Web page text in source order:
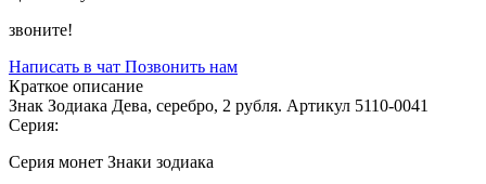
звоните!
Написать в чат Позвонить нам
Краткое описание
Знак Зодиака Дева, серебро, 2 рубля. Артикул 5110-0041
Серия:
Серия монет Знаки зодиака